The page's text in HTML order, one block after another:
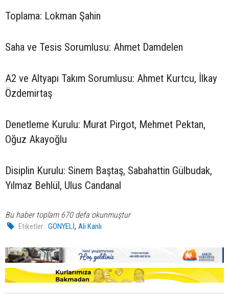
Toplama: Lokman Şahin
Saha ve Tesis Sorumlusu: Ahmet Damdelen
A2 ve Altyapı Takım Sorumlusu: Ahmet Kurtcu, İlkay
Özdemirtaş
Denetleme Kurulu: Murat Pirgot, Mehmet Pektan,
Oğuz Akayoğlu
Disiplin Kurulu: Sinem Baştaş, Sabahattin Gülbudak,
Yılmaz Behlül, Ulus Candanal
Bu haber toplam 670 defa okunmuştur
Etiketler : GÖNYELİ,Ali Kanlı